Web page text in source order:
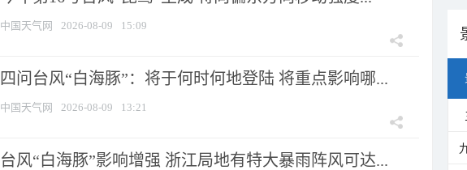
中国天气网 2026-08-09 15:09
四问台风“白海豚”：将于何时何地登陆 将重点影响哪...
中国天气网 2026-08-09 13:21
台风“白海豚”影响增强 浙江局地有特大暴雨阵风可达...